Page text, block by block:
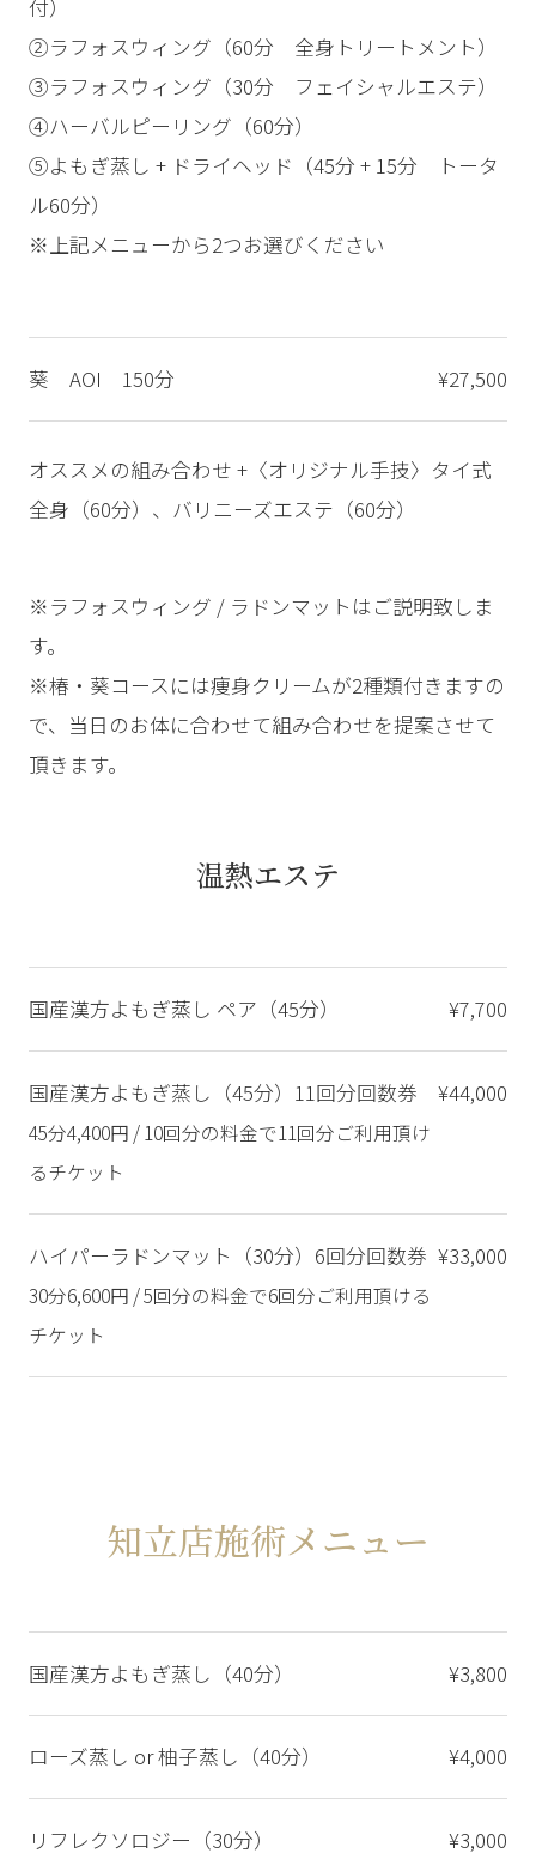
付）
②ラフォスウィング（60分 全身トリートメント）
③ラフォスウィング（30分 フェイシャルエステ）
④ハーバルピーリング（60分）
⑤よもぎ蒸し + ドライヘッド（45分 + 15分 トータ
ル60分）
※上記メニューから2つお選びください
葵 AOI 150分 ¥27,500
オススメの組み合わせ +〈オリジナル手技〉タイ式
全身（60分）、バリニーズエステ（60分）
※ラフォスウィング / ラドンマットはご説明致しま
す。
※椿・葵コースには痩身クリームが2種類付きますの
で、当日のお体に合わせて組み合わせを提案させて
頂きます。
温熱エステ
国産漢方よもぎ蒸し ペア（45分） ¥7,700
国産漢方よもぎ蒸し（45分）11回分回数券
45分4,400円 / 10回分の料金で11回分ご利用頂け
るチケット
¥44,000
ハイパーラドンマット（30分）6回分回数券
30分6,600円 / 5回分の料金で6回分ご利用頂ける
チケット
¥33,000
知立店施術メニュー
国産漢方よもぎ蒸し（40分） ¥3,800
ローズ蒸し or 柚子蒸し（40分） ¥4,000
リフレクソロジー（30分） ¥3,000